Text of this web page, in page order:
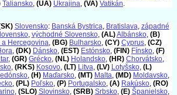
Taliansko, (UA) Ukrajina, (VA) Vatikán.
Slovensko: Banská Bystrica, Bratislava, západné
, východné Slovensko, (AL)Albánsko, (B)
a Hercegovina, (BG) Bulharsko, (CY) Cyprus, (CZ)
, (DK) Dánsko, (EST) Estónsko, (FIN) Fínsko, (F)
, (GR) Grécko, (NL) Holandsko, (HR) Chorvátsko,
, (RKS) Kosovo, (LT) Litva, (LV) Lotyšsko, (L)
, (H) Maďarsko, (MT) Malta, (MD) Moldavsko,
, (PL) Poľsko, (P) Portugalsko, (A) Rakúsko, (RO)
, (SLO) Slovinsko, (SRB) Srbsko, (E) Španielsko,